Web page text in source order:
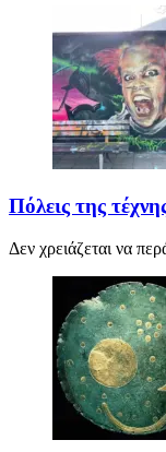
Πόλεις της
Δεν χρειάζεται να